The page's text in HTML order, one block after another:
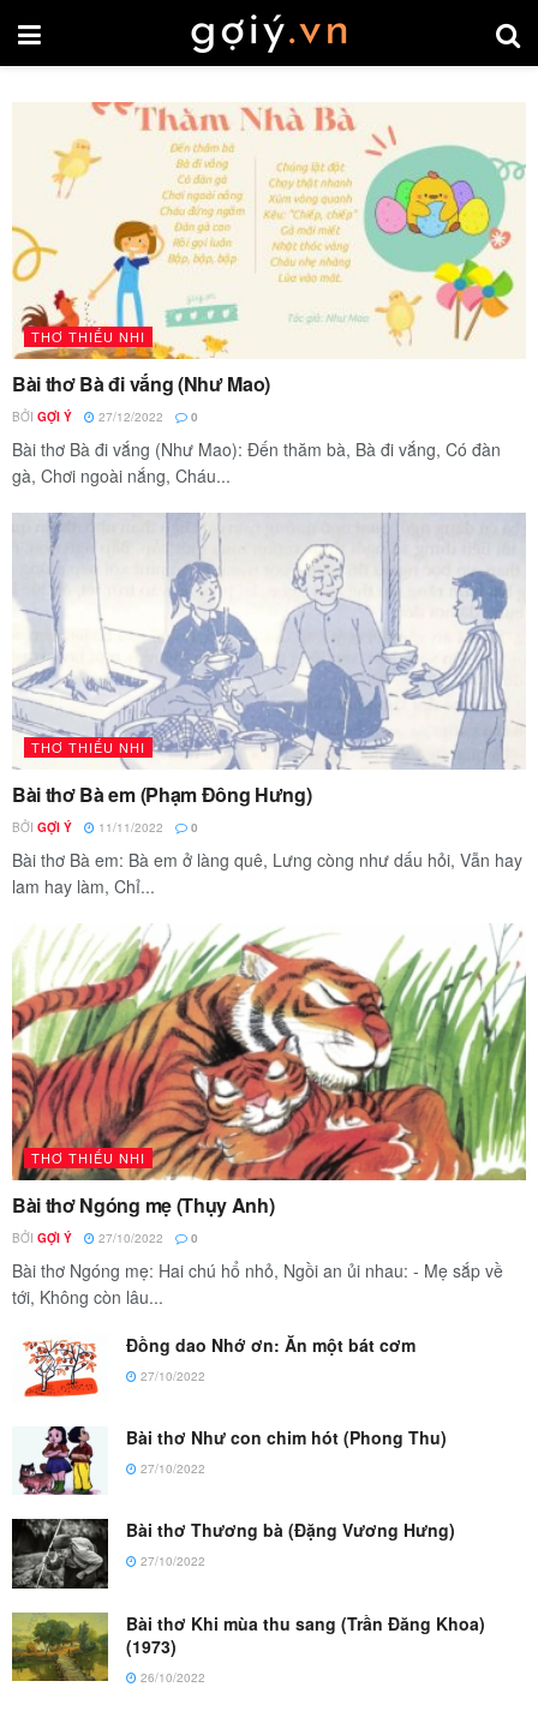
THƠ THIẾU NHI
Bài thơ Bà đi vắng (Như Mao)
BỞI GỢI Ý 27/12/2022 0
Bài thơ Bà đi vắng (Như Mao): Đến thăm bà, Bà đi vắng, Có đàn
gà, Chơi ngoài nắng, Cháu...
THƠ THIẾU NHI
Bài thơ Bà em (Phạm Đông Hưng)
BỞI GỢI Ý 11/11/2022 0
Bài thơ Bà em: Bà em ở làng quê, Lưng còng như dấu hỏi, Vẫn hay
lam hay làm, Chỉ...
THƠ THIẾU NHI
Bài thơ Ngóng mẹ (Thụy Anh)
BỞI GỢI Ý 27/10/2022 0
Bài thơ Ngóng mẹ: Hai chú hổ nhỏ, Ngồi an ủi nhau: - Mẹ sắp về
tới, Không còn lâu...
Đồng dao Nhớ ơn: Ăn một bát cơm
27/10/2022
Bài thơ Như con chim hót (Phong Thu)
27/10/2022
Bài thơ Thương bà (Đặng Vương Hưng)
27/10/2022
Bài thơ Khi mùa thu sang (Trần Đăng Khoa)
(1973)
26/10/2022